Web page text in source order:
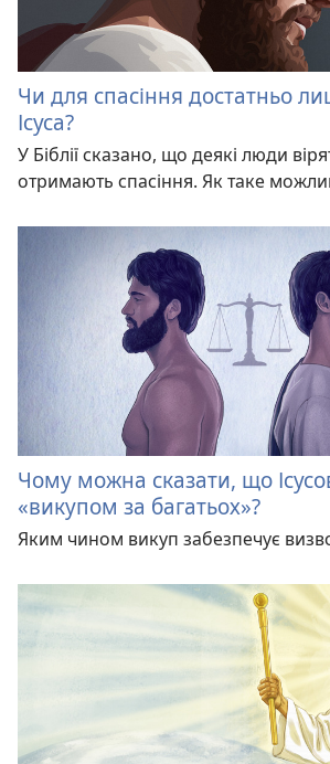
Чи для спасіння достатньо
Ісуса?
У Біблії сказано, що деякі люди
отримають спасіння. Як таке
Чому можна сказати, що
«викупом за багатьох»?
Яким чином викуп забезпечує